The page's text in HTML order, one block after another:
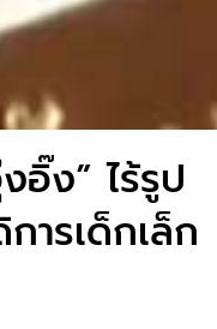
อิ๊ง” ไร้รูป
ารเด็กเล็ก